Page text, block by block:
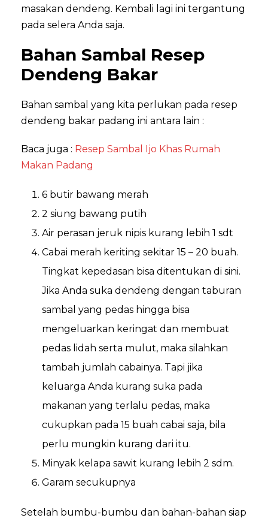
masakan dendeng. Kembali lagi ini tergantung
pada selera Anda saja.
Bahan Sambal Resep
Dendeng Bakar
Bahan sambal yang kita perlukan pada resep
dendeng bakar padang ini antara lain :
Baca juga : Resep Sambal Ijo Khas Rumah
Makan Padang
6 butir bawang merah
2 siung bawang putih
Air perasan jeruk nipis kurang lebih 1 sdt
Cabai merah keriting sekitar 15 – 20 buah.
Tingkat kepedasan bisa ditentukan di sini.
Jika Anda suka dendeng dengan taburan
sambal yang pedas hingga bisa
mengeluarkan keringat dan membuat
pedas lidah serta mulut, maka silahkan
tambah jumlah cabainya. Tapi jika
keluarga Anda kurang suka pada
makanan yang terlalu pedas, maka
cukupkan pada 15 buah cabai saja, bila
perlu mungkin kurang dari itu.
Minyak kelapa sawit kurang lebih 2 sdm.
Garam secukupnya
Setelah bumbu-bumbu dan bahan-bahan siap